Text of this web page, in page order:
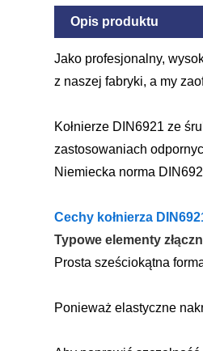
Opis produktu
Jako profesjonalny,
z naszej fabryki, a my
Kołnierze DIN6921 ze
zastosowaniach
Niemiecka norma
Cechy kołnierza
Typowe elementy
Prosta sześciokątna
Ponieważ elastyczne